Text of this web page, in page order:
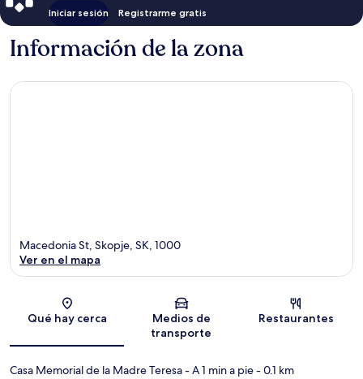
Iniciar sesión Registrarme gratis
Información de la zona
Sección del mapa
Macedonia St, Skopje, SK, 1000
Ver en el mapa
Qué hay cerca
Medios de
transporte
Restaurantes
Casa Memorial de la Madre Teresa- A 1 min a pie- 0.1 km